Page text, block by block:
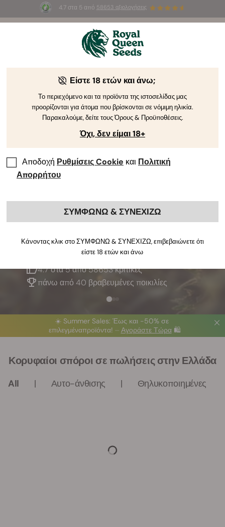
4.7 στα 5 από 58653 αξιολογήσεις
Seeds.
Σποροι Κανναβησ
υψηλής τάξης
Ανακαλύψτε την προσεκτικά επιλεγμένη συλλογή μας με σπόρους
Αυτοανθιζόμενους, Φυλοποιημένους, CBD και Υβριδικούς F1, οργανικά
καλλιεργημένους και με άριστη βλαστικότητα.
Η μεγαλύτερη τράπεζα σπόρων στην Ευρώπη
4.7 στα 5 από 58653 κριτικές
πάνω από 40 βραβευμένες ποικιλίες
☀️ Summer Sales: Έως και -50% σε
επιλεγμέναπροϊόντα! ⏤ Αγοράστε Τώρα🛍️
Κορυφαίοι σπόροι σε πωλήσεις στην Ελλάδα
All Αυτο-άνθισης Θηλυκοποιημένες
Είστε 18 ετών και άνω;
Το περιεχόμενο και τα προϊόντα της ιστοσελίδας μας
προορίζονται για άτομα που βρίσκονται σε νόμιμη ηλικία.
Παρακαλούμε, δείτε τους Όρους & Προϋποθέσεις.
Όχι, δεν είμαι 18+
Αποδοχή Ρυθμίσεις Cookie και Πολιτική
Απορρήτου
ΣΥΜΦΩΝΩ & ΣΥΝΕΧΙΖΩ
Κάνοντας κλικ στο ΣΥΜΦΩΝΩ & ΣΥΝΕΧΙΖΩ, επιβεβαιώνετε ότι
είστε 18 ετών και άνω